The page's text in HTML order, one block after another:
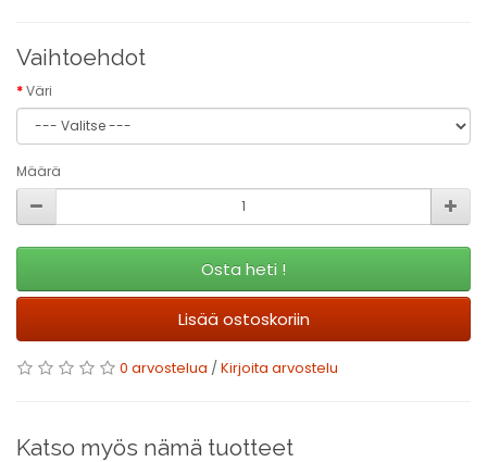
Vaihtoehdot
Väri
Määrä
Osta heti !
Lisää ostoskoriin
0 arvostelua /Kirjoita arvostelu
Katso myös nämä tuotteet